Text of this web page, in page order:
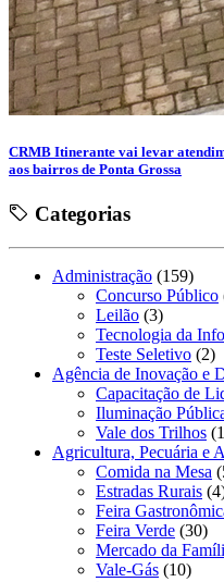
CRMB Itinerante vai levar
aos bairros de Ponta Grossa
Categorias
Administração (159)
Concurso Público
Leilão (3)
Tecnologia da
Teste Seletivo (2)
Agência de Inovação e
Capacitação de
Iluminação
Vale dos Trilhos
Agricultura, Pecuária e
Comida na Mesa
Estradas Rurais
Feira
Feira Verde (30)
Mercado da
Vale-Gás (10)